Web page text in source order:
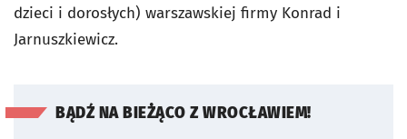
dzieci i dorosłych) warszawskiej firmy Konrad i
Jarnuszkiewicz.
BĄDŹ NA BIEŻĄCO Z WROCŁAWIEM!